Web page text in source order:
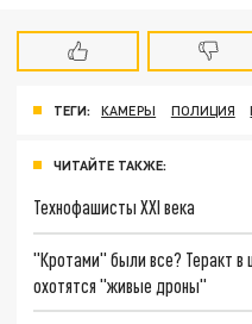
ТЕГИ: КАМЕРЫ ПОЛИЦИЯ
ЧИТАЙТЕ ТАКЖЕ:
Технофашисты XXI века
"Кротами" были все? Теракт в
охотятся "живые дроны"